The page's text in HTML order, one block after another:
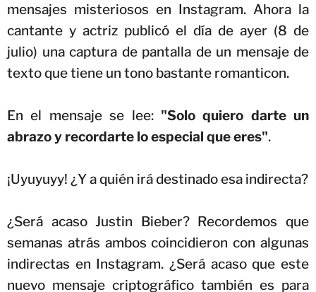
mensajes misteriosos en Instagram. Ahora la
cantante y actriz publicó el día de ayer (8 de
julio) una captura de pantalla de un mensaje de
texto que tiene un tono bastante romanticon.
En el mensaje se lee: "Solo quiero darte un
abrazo y recordarte lo especial que eres".
¡Uyuyuyy! ¿Y a quién irá destinado esa indirecta?
¿Será acaso Justin Bieber? Recordemos que
semanas atrás ambos coincidieron con algunas
indirectas en Instagram. ¿Será acaso que este
nuevo mensaje criptográfico también es para